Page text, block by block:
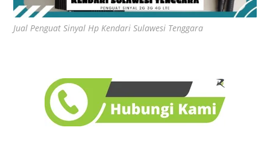
Jual Penguat Sinyal Hp Kendari Sulawesi Tenggara